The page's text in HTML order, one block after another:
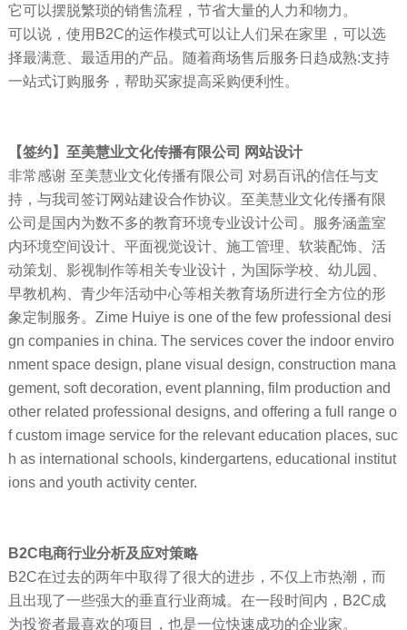
它可以摆脱繁琐的销售流程，节省大量的人力和物力。
可以说，使用B2C的运作模式可以让人们呆在家里，可以选
择最满意、最适用的产品。随着商场售后服务日趋成熟:支持
一站式订购服务，帮助买家提高采购便利性。
【签约】至美慧业文化传播有限公司 网站设计
非常感谢 至美慧业文化传播有限公司 对易百讯的信任与支
持，与我司签订网站建设合作协议。至美慧业文化传播有限
公司是国内为数不多的教育环境专业设计公司。服务涵盖室
内环境空间设计、平面视觉设计、施工管理、软装配饰、活
动策划、影视制作等相关专业设计，为国际学校、幼儿园、
早教机构、青少年活动中心等相关教育场所进行全方位的形
象定制服务。Zime Huiye is one of the few professional desi
gn companies in china. The services cover the indoor enviro
nment space design, plane visual design, construction mana
gement, soft decoration, event planning, film production and
other related professional designs, and offering a full range o
f custom image service for the relevant education places, suc
h as international schools, kindergartens, educational institut
ions and youth activity center.
B2C电商行业分析及应对策略
B2C在过去的两年中取得了很大的进步，不仅上市热潮，而
且出现了一些强大的垂直行业商城。在一段时间内，B2C成
为投资者最喜欢的项目，也是一位快速成功的企业家。